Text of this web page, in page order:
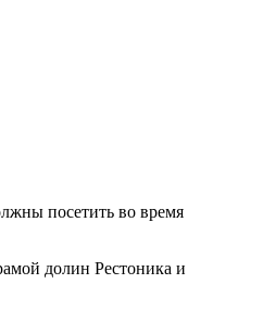
посетить во время
долин Рестоника и